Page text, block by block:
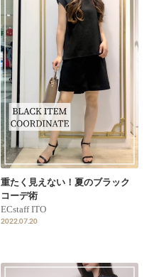
重たく見えない！夏のブラック
コーデ術
ECstaff ITO
2022.07.20